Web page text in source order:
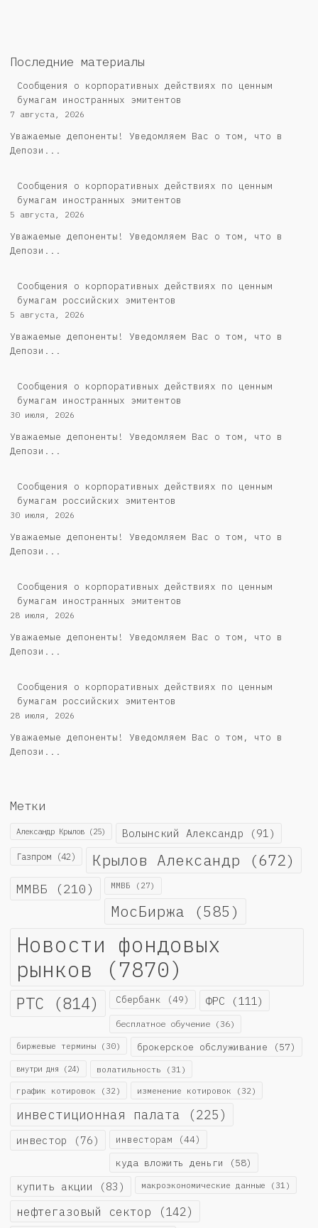
Последние материалы
Сообщения о корпоративных действиях по ценным
бумагам иностранных эмитентов
7 августа, 2026
Уважаемые депоненты! Уведомляем Вас о том, что в
Депози...
Сообщения о корпоративных действиях по ценным
бумагам иностранных эмитентов
5 августа, 2026
Уважаемые депоненты! Уведомляем Вас о том, что в
Депози...
Cообщения о корпоративных действиях по ценным
бумагам российских эмитентов
5 августа, 2026
Уважаемые депоненты! Уведомляем Вас о том, что в
Депози...
Сообщения о корпоративных действиях по ценным
бумагам иностранных эмитентов
30 июля, 2026
Уважаемые депоненты! Уведомляем Вас о том, что в
Депози...
Cообщения о корпоративных действиях по ценным
бумагам российских эмитентов
30 июля, 2026
Уважаемые депоненты! Уведомляем Вас о том, что в
Депози...
Сообщения о корпоративных действиях по ценным
бумагам иностранных эмитентов
28 июля, 2026
Уважаемые депоненты! Уведомляем Вас о том, что в
Депози...
Cообщения о корпоративных действиях по ценным
бумагам российских эмитентов
28 июля, 2026
Уважаемые депоненты! Уведомляем Вас о том, что в
Депози...
Метки
Александр Крылов (25) Волынский Александр (91)
Газпром (42) Крылов Александр (672)
ММВБ (210) ММВБ (27)
МосБиржа (585)
Новости фондовых
рынков (7870)
РТС (814) Сбербанк (49) ФРС (111)
бесплатное обучение (36)
биржевые термины (30) брокерское обслуживание (57)
внутри дня (24) волатильность (31)
график котировок (32) изменение котировок (32)
инвестиционная палата (225)
инвестор (76) инвесторам (44)
куда вложить деньги (58)
купить акции (83) макроэкономические данные (31)
нефтегазовый сектор (142)